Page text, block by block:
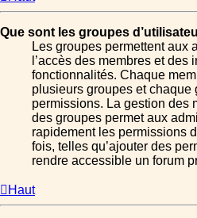
Que sont les groupes
Les groupes permettent aux
l’accès des membres et des
fonctionnalités. Chaque
plusieurs groupes et chaque
permissions. La gestion des
des groupes permet aux
rapidement les permissions
fois, telles qu’ajouter des
rendre accessible un forum
Haut